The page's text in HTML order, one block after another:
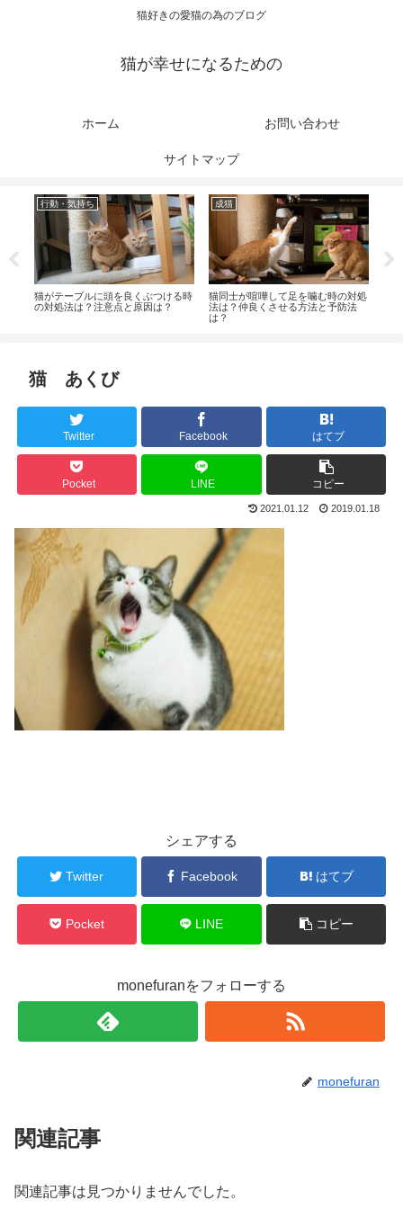
猫好きの愛猫の為のブログ
猫が幸せになるための
ホーム お問い合わせ
サイトマップ
行動・気持ち
猫がテーブルに頭を良くぶつける時
の対処法は？注意点と原因は？
成猫
猫同士が喧嘩して足を噛む時の対処
法は？仲良くさせる方法と予防法
は？
猫 あくび
Twitter Facebook はてブ
Pocket LINE コピー
2021.01.12 2019.01.18
シェアする
Twitter Facebook はてブ
Pocket LINE コピー
monefuranをフォローする
monefuran
関連記事
関連記事は見つかりませんでした。